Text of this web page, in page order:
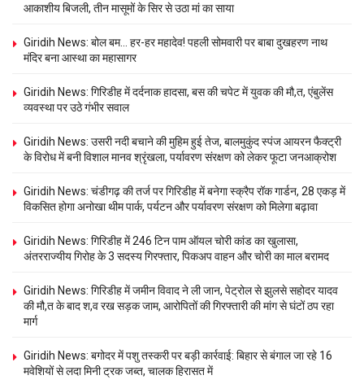
आकाशीय बिजली, तीन मासूमों के सिर से उठा मां का साया
Giridih News: बोल बम… हर-हर महादेव! पहली सोमवारी पर बाबा दुखहरण नाथ
मंदिर बना आस्था का महासागर
Giridih News: गिरिडीह में दर्दनाक हादसा, बस की चपेट में युवक की मौ,त, एंबुलेंस
व्यवस्था पर उठे गंभीर सवाल
Giridih News: उसरी नदी बचाने की मुहिम हुई तेज, बालमुकुंद स्पंज आयरन फैक्ट्री
के विरोध में बनी विशाल मानव श्रृंखला, पर्यावरण संरक्षण को लेकर फूटा जनआक्रोश
Giridih News: चंडीगढ़ की तर्ज पर गिरिडीह में बनेगा स्क्रैप रॉक गार्डन, 28 एकड़ में
विकसित होगा अनोखा थीम पार्क, पर्यटन और पर्यावरण संरक्षण को मिलेगा बढ़ावा
Giridih News: गिरिडीह में 246 टिन पाम ऑयल चोरी कांड का खुलासा,
अंतरराज्यीय गिरोह के 3 सदस्य गिरफ्तार, पिकअप वाहन और चोरी का माल बरामद
Giridih News: गिरिडीह में जमीन विवाद ने ली जान, पेट्रोल से झुलसे सहोदर यादव
की मौ,त के बाद श,व रख सड़क जाम, आरोपितों की गिरफ्तारी की मांग से घंटों ठप रहा
मार्ग
Giridih News: बगोदर में पशु तस्करी पर बड़ी कार्रवाई: बिहार से बंगाल जा रहे 16
मवेशियों से लदा मिनी ट्रक जब्त, चालक हिरासत में